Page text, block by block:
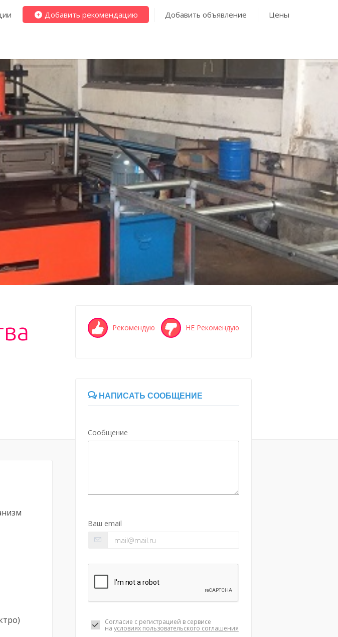
Добавить рекомендацию Добавить объявление Цены
Рекомендую НЕ Рекомендую
НАПИСАТЬ СООБЩЕНИЕ
Сообщение
Ваш email
Согласие с регистрацией в сервисе
на условиях пользовательского соглашения